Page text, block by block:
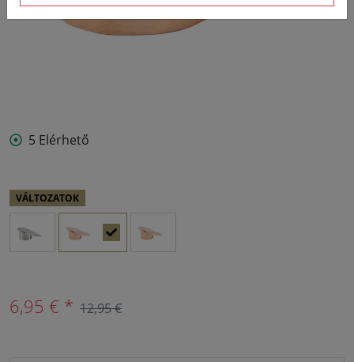
5 Elérhető
VÁLTOZATOK
6,95 € * 12,95 €